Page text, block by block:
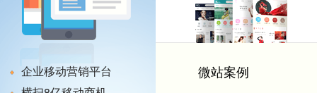
企业移动营销平台
微站案例